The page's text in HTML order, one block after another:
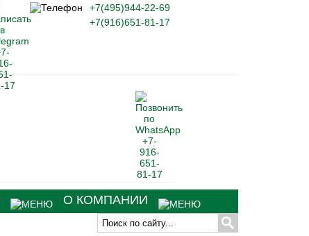
+7(495)944-22-69
+7(916)651-81-17
О КОМПАНИИ